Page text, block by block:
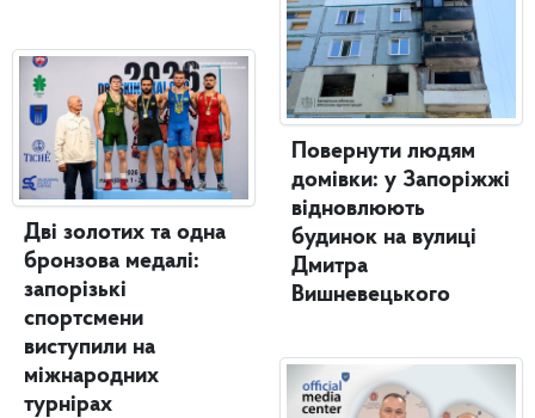
Дві золотих та одна
бронзова медалі:
запорізькі
спортсмени
виступили на
міжнародних
турнірах
Повернути людям
домівки: у Запоріжжі
відновлюють
будинок на вулиці
Дмитра
Вишневецького